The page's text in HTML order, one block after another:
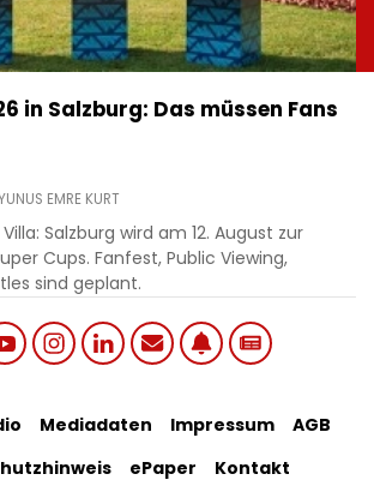
in Salzburg: Das müssen Fans
EMRE KURT
Salzburg wird am 12. August zur
Cups. Fanfest, Public Viewing,
sind geplant.
Mediadaten Impressum
AGB
ePaper Kontakt